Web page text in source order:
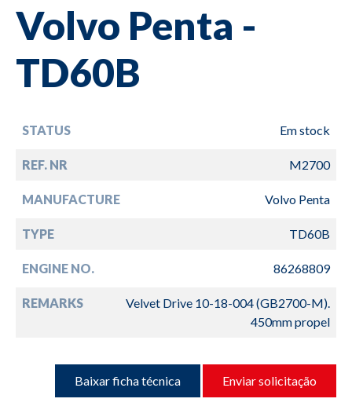
Volvo Penta -
TD60B
STATUS Em stock
REF. NR M2700
MANUFACTURE Volvo Penta
TYPE TD60B
ENGINE NO. 86268809
REMARKS
Velvet Drive 10-18-004 (GB2700-M).
450mm propel
Baixar ficha técnica Enviar solicitação